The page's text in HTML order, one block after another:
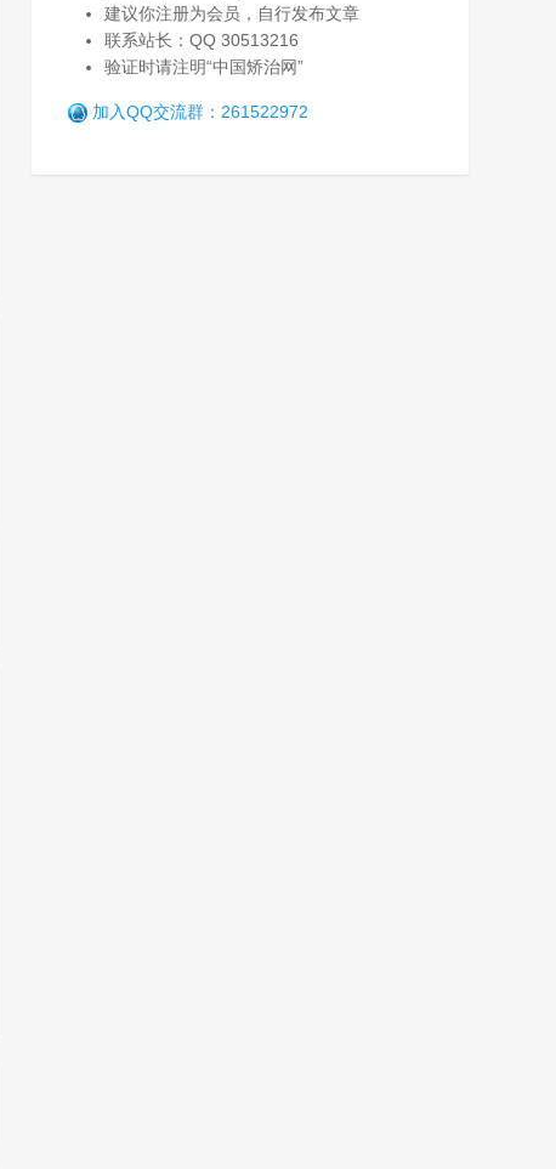
建议你注册为会员，自行发布文章
联系站长：QQ 30513216
验证时请注明“中国矫治网”
加入QQ交流群：261522972